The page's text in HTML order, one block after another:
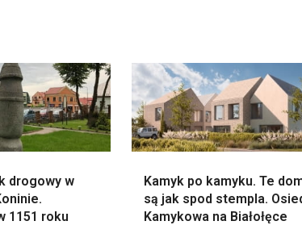
drogowy w
1151 roku
Kamyk po kamyku. Te
są jak spod stempla.
Kamykowa na Białołęce